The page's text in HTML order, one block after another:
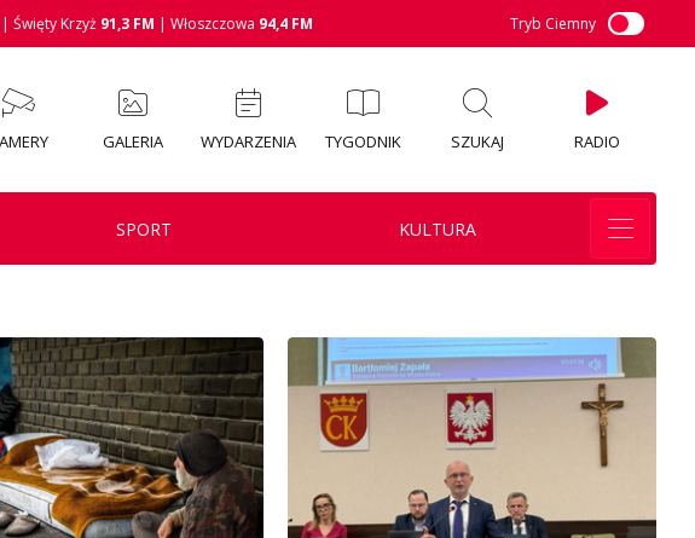
| Święty Krzyż 91,3 FM | Włoszczowa 94,4 FM Tryb Ciemny
GALERIA WYDARZENIA TYGODNIK SZUKAJ RADIO
SPORT KULTURA